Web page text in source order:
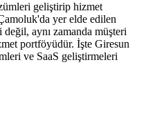
geliştirip hizmet
yer elde edilen
değil, aynı zamanda müşteri
portföyüdür. İşte Giresun
ve SaaS geliştirmeleri